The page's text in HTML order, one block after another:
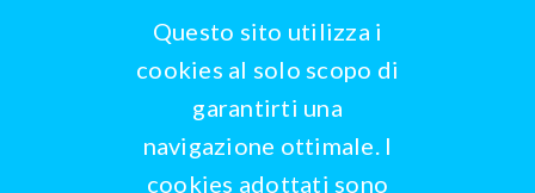
Questo sito utilizza i
cookies al solo scopo di
garantirti una
navigazione ottimale. I
cookies adottati sono